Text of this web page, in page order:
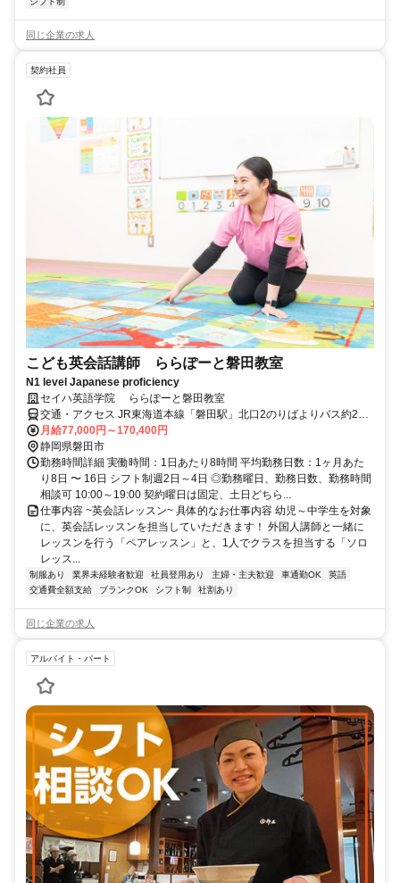
同じ企業の求人
契約社員
こども英会話講師 ららぽーと磐田教室
N1 level Japanese proficiency
セイハ英語学院 ららぽーと磐田教室
交通・アクセス JR東海道本線「磐田駅」北口2のりばよりバス約20
分
月給77,000円～170,400円
静岡県磐田市
勤務時間詳細 実働時間：1日あたり8時間 平均勤務日数：1ヶ月あた
り8日 〜 16日 シフト制週2日～4日 ◎勤務曜日、勤務日数、勤務時間
相談可 10:00～19:00 契約曜日は固定、土日どちら...
仕事内容 ~英会話レッスン~ 具体的なお仕事内容 幼児～中学生を対象
に、英会話レッスンを担当していただきます！ 外国人講師と一緒に
レッスンを行う「ペアレッスン」と、1人でクラスを担当する「ソロ
レッス...
制服あり 業界未経験者歓迎 社員登用あり 主婦・主夫歓迎 車通勤OK
英語
交通費全額支給
ブランクOK シフト制 社割あり
同じ企業の求人
アルバイト・パート